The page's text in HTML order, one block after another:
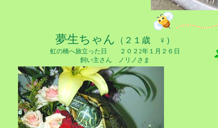
夢生ちゃん （２１歳 ♀）
虹の橋へ旅立った日 ２０２2年１月２６日
飼い主さん ノリノさま